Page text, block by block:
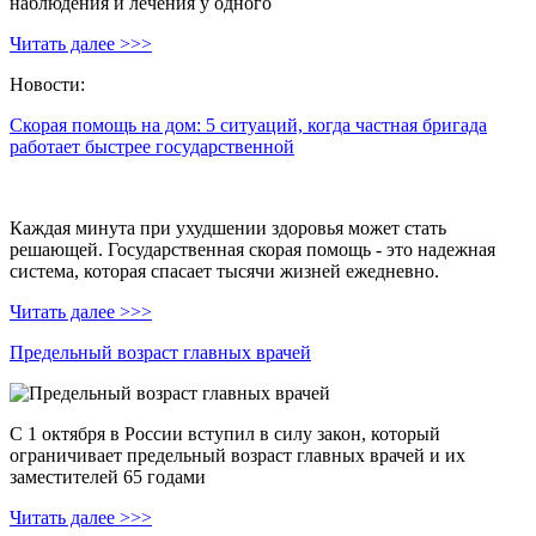
Читать далее >>>
Новости:
Скорая помощь на дом: 5 ситуаций, когда частная бригада
работает быстрее государственной
Каждая минута при ухудшении здоровья может стать
решающей. Государственная скорая помощь - это надежная
система, которая спасает тысячи жизней ежедневно.
Читать далее >>>
Предельный возраст главных врачей
С 1 октября в России вступил в силу закон, который
ограничивает предельный возраст главных врачей и их
заместителей 65 годами
Читать далее >>>